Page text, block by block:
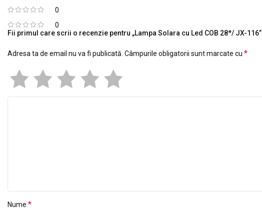
0
0
Fii primul care scrii o recenzie pentru „Lampa Solara cu Led COB 28*/ JX-116”
Adresa ta de email nu va fi publicată. Câmpurile obligatorii sunt marcate cu *
Nume *